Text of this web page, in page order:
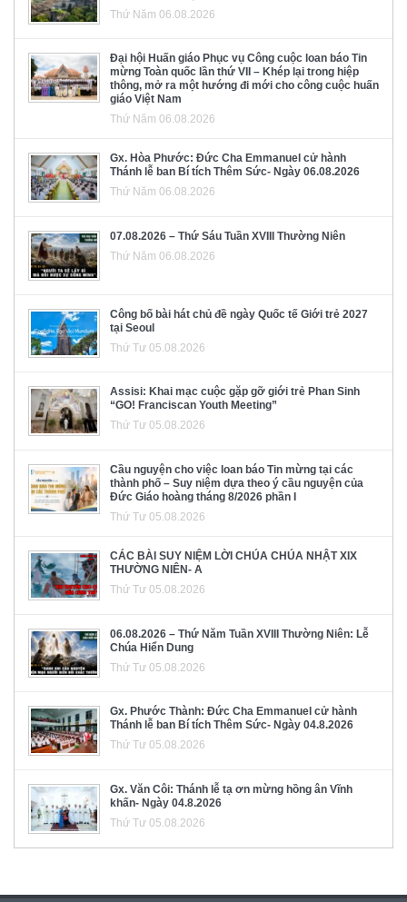
Thứ Năm 06.08.2026
Đại hội Huấn giáo Phục vụ Công cuộc loan báo Tin
mừng Toàn quốc lần thứ VII – Khép lại trong hiệp
thông, mở ra một hướng đi mới cho công cuộc huấn
giáo Việt Nam
Thứ Năm 06.08.2026
Gx. Hòa Phước: Đức Cha Emmanuel cử hành
Thánh lễ ban Bí tích Thêm Sức- Ngày 06.08.2026
Thứ Năm 06.08.2026
07.08.2026 – Thứ Sáu Tuần XVIII Thường Niên
Thứ Năm 06.08.2026
Công bố bài hát chủ đề ngày Quốc tế Giới trẻ 2027
tại Seoul
Thứ Tư 05.08.2026
Assisi: Khai mạc cuộc gặp gỡ giới trẻ Phan Sinh
“GO! Franciscan Youth Meeting”
Thứ Tư 05.08.2026
Cầu nguyện cho việc loan báo Tin mừng tại các
thành phố – Suy niệm dựa theo ý cầu nguyện của
Đức Giáo hoàng tháng 8/2026 phần I
Thứ Tư 05.08.2026
CÁC BÀI SUY NIỆM LỜI CHÚA CHÚA NHẬT XIX
THƯỜNG NIÊN- A
Thứ Tư 05.08.2026
06.08.2026 – Thứ Năm Tuần XVIII Thường Niên: Lễ
Chúa Hiển Dung
Thứ Tư 05.08.2026
Gx. Phước Thành: Đức Cha Emmanuel cử hành
Thánh lễ ban Bí tích Thêm Sức- Ngày 04.8.2026
Thứ Tư 05.08.2026
Gx. Văn Côi: Thánh lễ tạ ơn mừng hồng ân Vĩnh
khấn- Ngày 04.8.2026
Thứ Tư 05.08.2026